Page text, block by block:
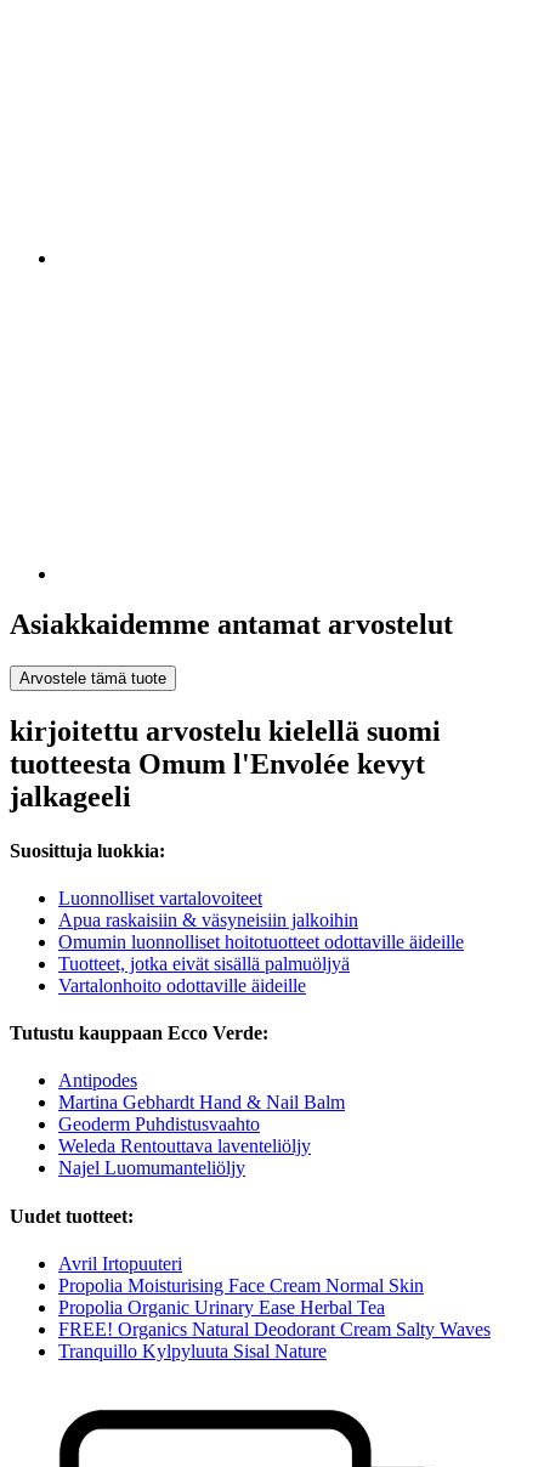
Asiakkaidemme antamat arvostelut
Arvostele tämä tuote
kirjoitettu arvostelu kielellä suomi
tuotteesta Omum l'Envolée kevyt
jalkageeli
Suosittuja luokkia:
Luonnolliset vartalovoiteet
Apua raskaisiin & väsyneisiin jalkoihin
Omumin luonnolliset hoitotuotteet odottaville äideille
Tuotteet, jotka eivät sisällä palmuöljyä
Vartalonhoito odottaville äideille
Tutustu kauppaan Ecco Verde:
Antipodes
Martina Gebhardt Hand & Nail Balm
Geoderm Puhdistusvaahto
Weleda Rentouttava laventeliöljy
Najel Luomumanteliöljy
Uudet tuotteet:
Avril Irtopuuteri
Propolia Moisturising Face Cream Normal Skin
Propolia Organic Urinary Ease Herbal Tea
FREE! Organics Natural Deodorant Cream Salty Waves
Tranquillo Kylpyluuta Sisal Nature